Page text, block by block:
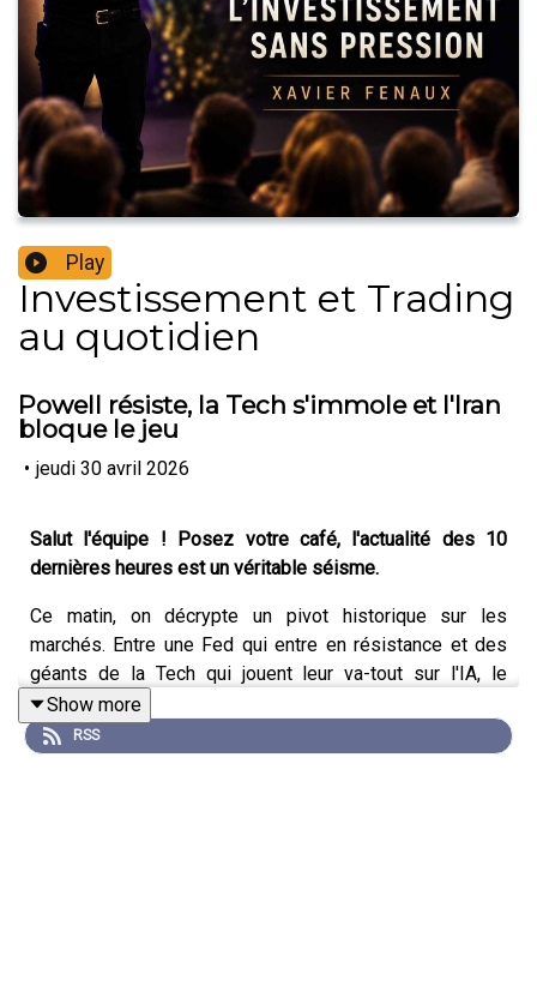
Play
Investissement et Trading
au quotidien
Powell résiste, la Tech s'immole et l'Iran
bloque le jeu
• jeudi 30 avril 2026
Salut l'équipe ! Posez votre café, l'actualité des 10
dernières heures est un véritable séisme.
Ce matin, on décrypte un pivot historique sur les
marchés. Entre une Fed qui entre en résistance et des
géants de la Tech qui jouent leur va-tout sur l'IA, le
paysage de l'investissement vient de changer de
dimension.
Show more
RSS